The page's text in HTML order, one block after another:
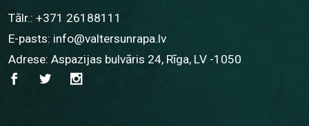
Tālr.: +371 26188111
E-pasts: info@valtersunrapa.lv
Adrese: Aspazijas bulvāris 24, Rīga, LV -1050